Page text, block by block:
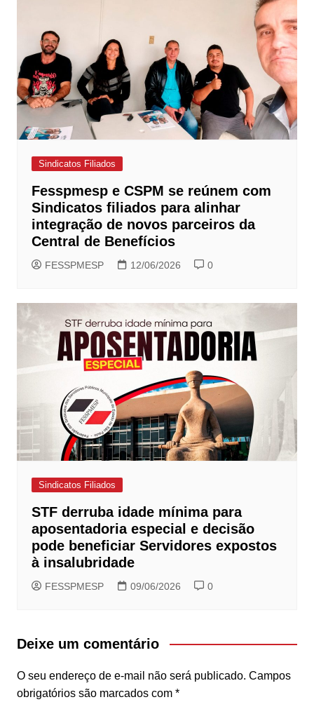
Sindicatos Filiados
Fesspmesp e CSPM se reúnem com
Sindicatos filiados para alinhar
integração de novos parceiros da
Central de Benefícios
FESSPMESP 12/06/2026 0
Sindicatos Filiados
STF derruba idade mínima para
aposentadoria especial e decisão
pode beneficiar Servidores expostos
à insalubridade
FESSPMESP 09/06/2026 0
Deixe um comentário
O seu endereço de e-mail não será publicado. Campos
obrigatórios são marcados com *